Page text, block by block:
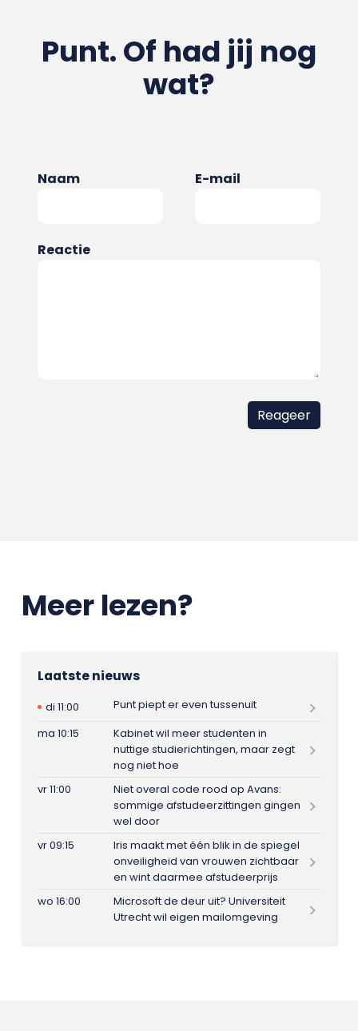
Punt. Of had jij nog
wat?
Naam E-mail
Reactie
Meer lezen?
Laatste nieuws
di 11:00
Punt piept er even tussenuit
ma 10:15
Kabinet wil meer studenten in
nuttige studierichtingen, maar zegt
nog niet hoe
vr 11:00
Niet overal code rood op Avans:
sommige afstudeerzittingen gingen
wel door
vr 09:15
Iris maakt met één blik in de spiegel
onveiligheid van vrouwen zichtbaar
en wint daarmee afstudeerprijs
wo 16:00
Microsoft de deur uit? Universiteit
Utrecht wil eigen mailomgeving